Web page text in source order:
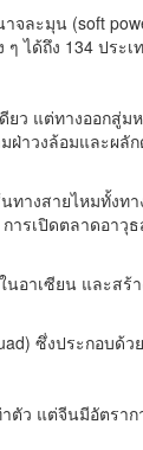
ละมุน (soft
ได้ถึง 134 ประเ
ว แต่ทางออกสู่
าวงล้อมและผ
างสายไหมทั้งท
รเปิดตลาดอา
าเซียน และสร้
ซึ่งประกอบด้
ตัว แต่จีนมีอัตรา